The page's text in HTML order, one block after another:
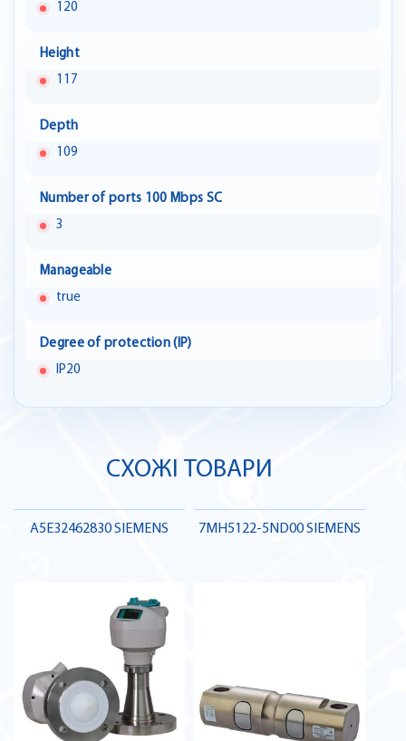
120
Height
117
Depth
109
Number of ports 100 Mbps SC
3
Manageable
true
Degree of protection (IP)
IP20
СХОЖІ ТОВАРИ
A5E32462830 SIEMENS 7MH5122-5ND00 SIEMENS